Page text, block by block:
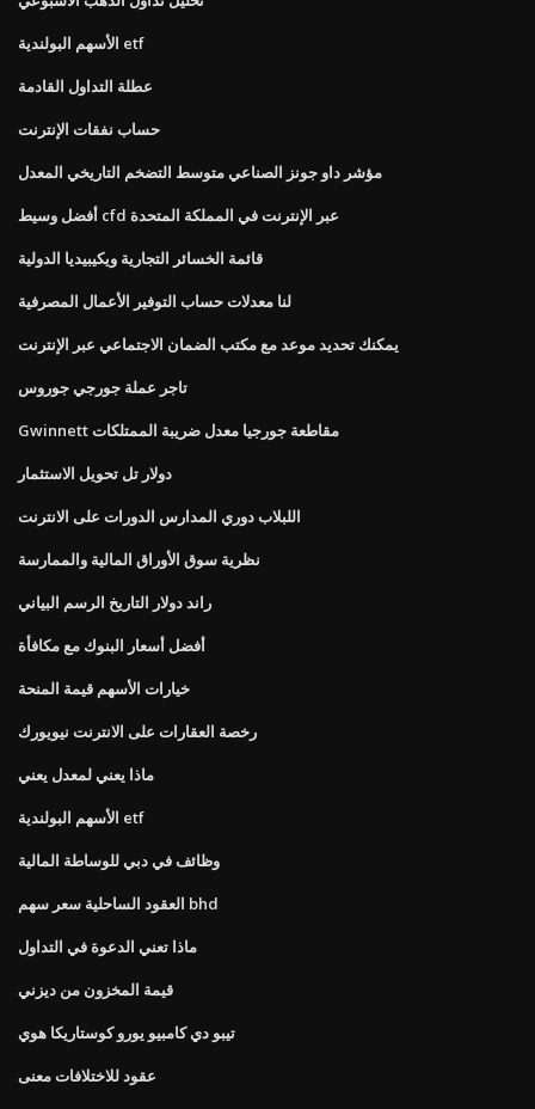
الأسهم البولندية etf
عطلة التداول القادمة
حساب نفقات الإنترنت
مؤشر داو جونز الصناعي متوسط ​​التضخم التاريخي المعدل
أفضل وسيط cfd عبر الإنترنت في المملكة المتحدة
قائمة الخسائر التجارية ويكيبيديا الدولية
لنا معدلات حساب التوفير الأعمال المصرفية
يمكنك تحديد موعد مع مكتب الضمان الاجتماعي عبر الإنترنت
تاجر عملة جورجي جوروس
Gwinnett مقاطعة جورجيا معدل ضريبة الممتلكات
دولار تل تحويل الاستثمار
اللبلاب دوري المدارس الدورات على الانترنت
نظرية سوق الأوراق المالية والممارسة
راند دولار التاريخ الرسم البياني
أفضل أسعار البنوك مع مكافأة
خيارات الأسهم قيمة المنحة
رخصة العقارات على الانترنت نيويورك
ماذا يعني لمعدل يعني
الأسهم البولندية etf
وظائف في دبي للوساطة المالية
العقود الساحلية سعر سهم bhd
ماذا تعني الدعوة في التداول
قيمة المخزون من ديزني
تيبو دي كامبيو يورو كوستاريكا هوي
عقود للاختلافات معنى